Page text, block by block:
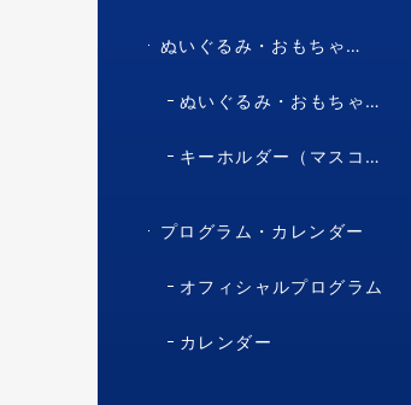
ぬいぐるみ・おもちゃ・マスコット・キャラクター
ぬいぐるみ・おもちゃ（マスコット・キャラクター）
キーホルダー（マスコット・キャラクター）
プログラム・カレンダー
オフィシャルプログラム
カレンダー